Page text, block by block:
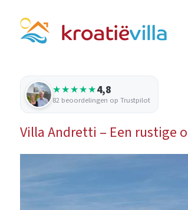
★★★★★4,8
82 beoordelingen op Trustpilot
Villa Andretti – Een rustige